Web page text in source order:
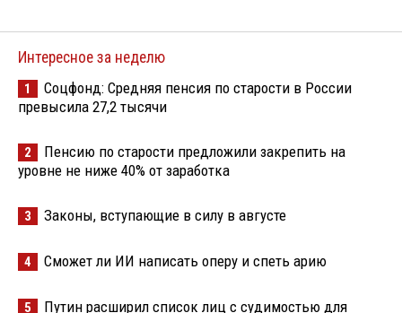
Интересное за неделю
1
Соцфонд: Средняя пенсия по старости в России
превысила 27,2 тысячи
2
Пенсию по старости предложили закрепить на
уровне не ниже 40% от заработка
3 Законы, вступающие в силу в августе
4 Сможет ли ИИ написать оперу и спеть арию
5
Путин расширил список лиц с судимостью для